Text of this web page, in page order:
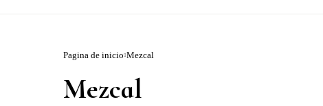
Pagina de inicio Mezcal
Mezcal